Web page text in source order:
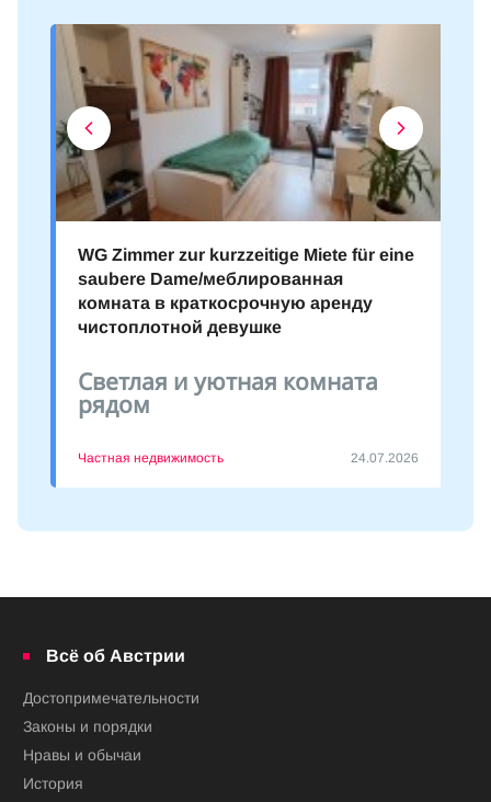
WG Zimmer zur kurzzeitige Miete für eine
saubere Dame/меблированная
комната в краткосрочную аренду
чистоплотной девушке
Светлая и уютная комната
рядом
Частная недвижимость 24.07.2026
Всё об Австрии
Достопримечательности
Законы и порядки
Нравы и обычаи
История